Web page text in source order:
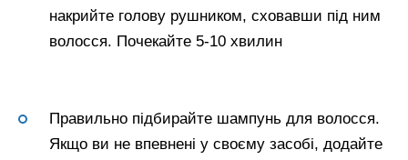
накрийте голову рушником, сховавши під ним
волосся. Почекайте 5-10 хвилин
Правильно підбирайте шампунь для волосся.
Якщо ви не впевнені у своєму засобі, додайте